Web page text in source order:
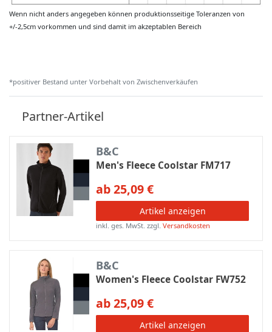
Wenn nicht anders angegeben können produktionsseitige Toleranzen von
+/-2,5cm vorkommen und sind damit im akzeptablen Bereich
*positiver Bestand unter Vorbehalt von Zwischenverkäufen
Partner-Artikel
B&C
Men's Fleece Coolstar FM717
ab 25,09 €
Artikel anzeigen
inkl. ges. MwSt. zzgl.Versandkosten
B&C
Women's Fleece Coolstar FW752
ab 25,09 €
Artikel anzeigen